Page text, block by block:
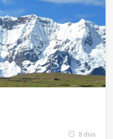
8 dias